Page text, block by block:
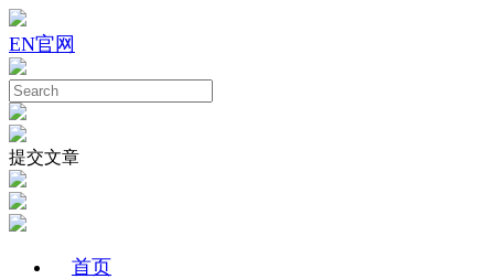
EN官网
提交文章
首页